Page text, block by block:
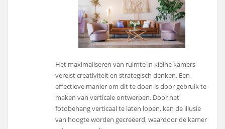
Het maximaliseren van ruimte in kleine kamers
vereist creativiteit en strategisch denken. Een
effectieve manier om dit te doen is door gebruik te
maken van verticale ontwerpen. Door het
fotobehang verticaal te laten lopen, kan de illusie
van hoogte worden gecreëerd, waardoor de kamer